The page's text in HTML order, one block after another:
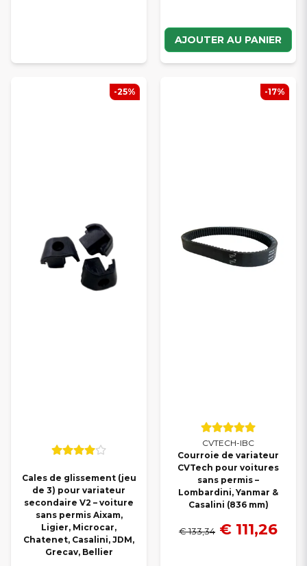
AJOUTER AU PANIER
Cales de glissement (jeu
de 3) pour variateur
secondaire V2 – voiture
sans permis Aixam,
Ligier, Microcar,
Chatenet, Casalini, JDM,
Grecav, Bellier
-25%
CVTECH-IBC
Courroie de variateur
CVTech pour voitures
sans permis –
Lombardini, Yanmar &
Casalini (836 mm)
€ 133,34 € 111,26
-17%